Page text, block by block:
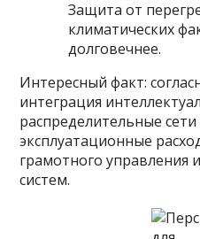
Защита от
климатических
долговечнее.
Интересный факт:
интеграция
распределительные
эксплуатационные
грамотного управления
систем.